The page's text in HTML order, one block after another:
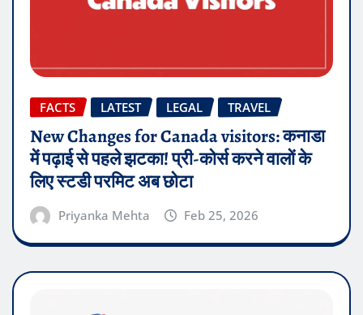
FACTS LATEST LEGAL TRAVEL
New Changes for Canada visitors: कनाडा
में पढ़ाई से पहले झटका! प्री-कोर्स करने वालों के
लिए स्टडी परमिट अब छोटा
Priyanka Mehta Feb 25, 2026